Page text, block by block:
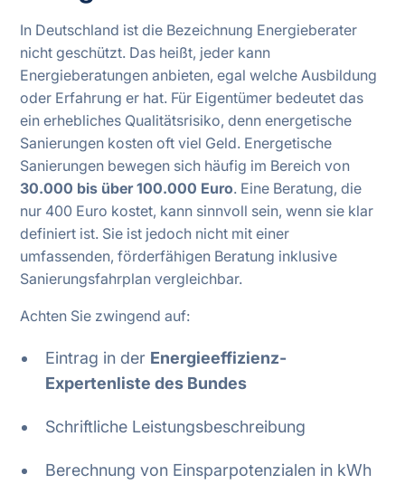
In Deutschland ist die Bezeichnung Energieberater
nicht geschützt. Das heißt, jeder kann
Energieberatungen anbieten, egal welche Ausbildung
oder Erfahrung er hat. Für Eigentümer bedeutet das
ein erhebliches Qualitätsrisiko, denn energetische
Sanierungen kosten oft viel Geld. Energetische
Sanierungen bewegen sich häufig im Bereich von
30.000 bis über 100.000 Euro. Eine Beratung, die
nur 400 Euro kostet, kann sinnvoll sein, wenn sie klar
definiert ist. Sie ist jedoch nicht mit einer
umfassenden, förderfähigen Beratung inklusive
Sanierungsfahrplan vergleichbar.
Achten Sie zwingend auf:
Eintrag in der Energieeffizienz-
Expertenliste des Bundes
Schriftliche Leistungsbeschreibung
Berechnung von Einsparpotenzialen in kWh